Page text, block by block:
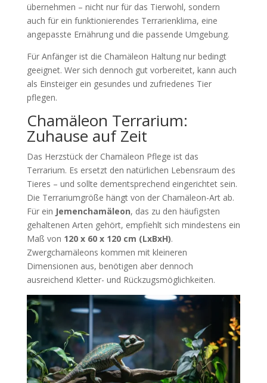
übernehmen – nicht nur für das Tierwohl, sondern
auch für ein funktionierendes Terrarienklima, eine
angepasste Ernährung und die passende Umgebung.
Für Anfänger ist die Chamäleon Haltung nur bedingt
geeignet. Wer sich dennoch gut vorbereitet, kann auch
als Einsteiger ein gesundes und zufriedenes Tier
pflegen.
Chamäleon Terrarium:
Zuhause auf Zeit
Das Herzstück der Chamäleon Pflege ist das
Terrarium. Es ersetzt den natürlichen Lebensraum des
Tieres – und sollte dementsprechend eingerichtet sein.
Die Terrariumgröße hängt von der Chamäleon-Art ab.
Für ein Jemenchamäleon, das zu den häufigsten
gehaltenen Arten gehört, empfiehlt sich mindestens ein
Maß von 120 x 60 x 120 cm (LxBxH).
Zwergchamäleons kommen mit kleineren
Dimensionen aus, benötigen aber dennoch
ausreichend Kletter- und Rückzugsmöglichkeiten.